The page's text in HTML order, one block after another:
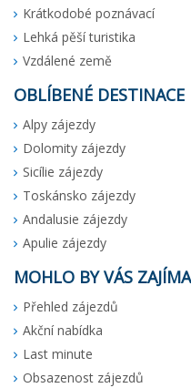
Krátkodobé poznávací
Lehká pěší turistika
Vzdálené země
OBLÍBENÉ DESTINACE
Alpy zájezdy
Dolomity zájezdy
Sicílie zájezdy
Toskánsko zájezdy
Andalusie zájezdy
Apulie zájezdy
MOHLO BY VÁS
Přehled zájezdů
Akční nabídka
Last minute
Obsazenost zájezdů